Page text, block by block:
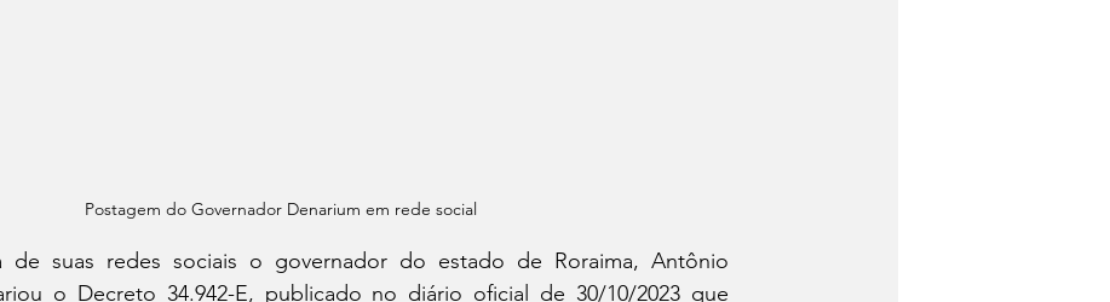
Postagem do Governador Denarium em rede social
de suas redes sociais o governador do estado de Roraima, Antônio
o Decreto 34.942-E, publicado no diário oficial de 30/10/2023 que